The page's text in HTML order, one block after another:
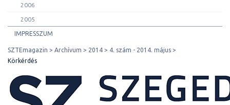
2006
2005
IMPRESSZUM
SZTEmagazin Archívum 2014
4. szám - 2014. május
Körkérdés